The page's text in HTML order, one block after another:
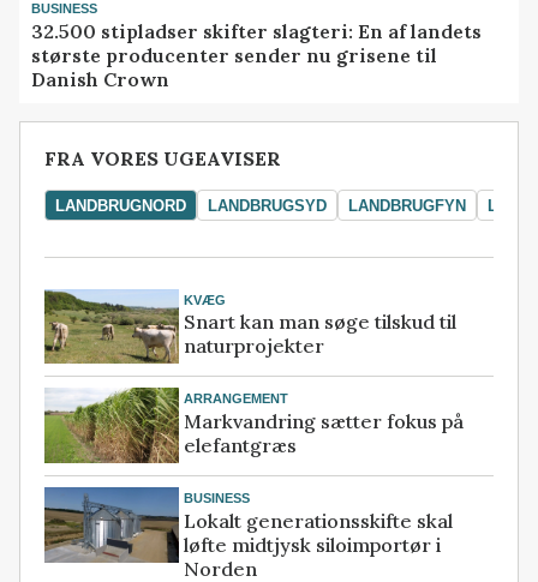
BUSINESS
32.500 stipladser skifter slagteri: En af landets
største producenter sender nu grisene til
Danish Crown
FRA VORES UGEAVISER
LANDBRUGNORD LANDBRUGSYD LANDBRUGFYN
KVÆG
Snart kan man søge tilskud til
naturprojekter
ARRANGEMENT
Markvandring sætter fokus på
elefantgræs
BUSINESS
Lokalt generationsskifte skal
løfte midtjysk siloimportør i
Norden